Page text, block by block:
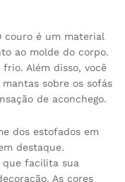
couro é um material
ao molde do corpo.
Além disso, você
sobre os sofás
de aconchego.
dos estofados em
destaque.
que facilita sua
As cores